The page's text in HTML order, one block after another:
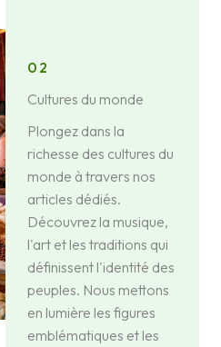
02
Cultures du monde
Plongez dans la
richesse des cultures du
monde à travers nos
articles dédiés.
Découvrez la musique,
l'art et les traditions qui
définissent l'identité des
peuples. Nous mettons
en lumière les figures
emblématiques et les